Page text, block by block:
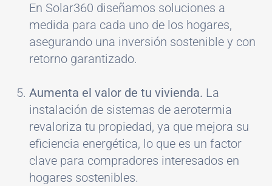
En Solar360 diseñamos soluciones a
medida para cada uno de los hogares,
asegurando una inversión sostenible y con
retorno garantizado.
Aumenta el valor de tu vivienda. La
instalación de sistemas de aerotermia
revaloriza tu propiedad, ya que mejora su
eficiencia energética, lo que es un factor
clave para compradores interesados en
hogares sostenibles.